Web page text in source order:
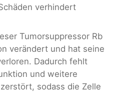
verhindert
Tumorsuppressor Rb
verändert und hat seine
Dadurch fehlt
und weitere
sodass die Zelle